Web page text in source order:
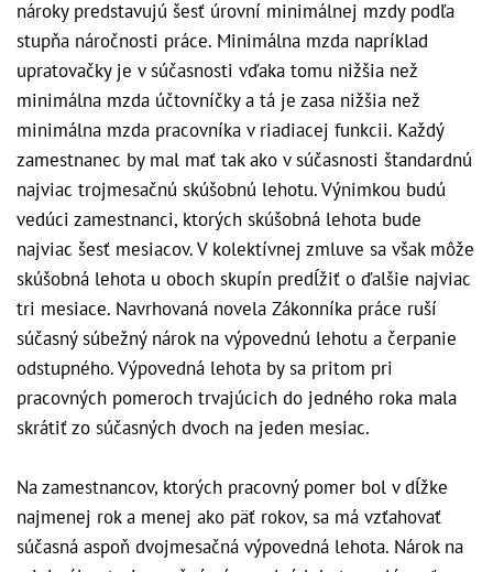
nároky predstavujú šesť úrovní minimálnej mzdy podľa
stupňa náročnosti práce. Minimálna mzda napríklad
upratovačky je v súčasnosti vďaka tomu nižšia než
minimálna mzda účtovníčky a tá je zasa nižšia než
minimálna mzda pracovníka v riadiacej funkcii. Každý
zamestnanec by mal mať tak ako v súčasnosti štandardnú
najviac trojmesačnú skúšobnú lehotu. Výnimkou budú
vedúci zamestnanci, ktorých skúšobná lehota bude
najviac šesť mesiacov. V kolektívnej zmluve sa však môže
skúšobná lehota u oboch skupín predĺžiť o ďalšie najviac
tri mesiace. Navrhovaná novela Zákonníka práce ruší
súčasný súbežný nárok na výpovednú lehotu a čerpanie
odstupného. Výpovedná lehota by sa pritom pri
pracovných pomeroch trvajúcich do jedného roka mala
skrátiť zo súčasných dvoch na jeden mesiac.
Na zamestnancov, ktorých pracovný pomer bol v dĺžke
najmenej rok a menej ako päť rokov, sa má vzťahovať
súčasná aspoň dvojmesačná výpovedná lehota. Nárok na